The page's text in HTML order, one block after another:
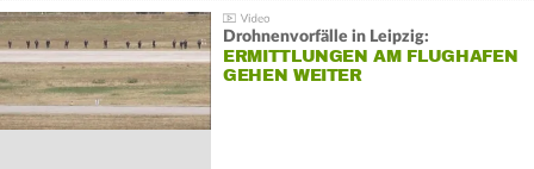
Drohnenvorfälle in Leipzig:
ERMITTLUNGEN AM FLUGHAFEN
GEHEN WEITER